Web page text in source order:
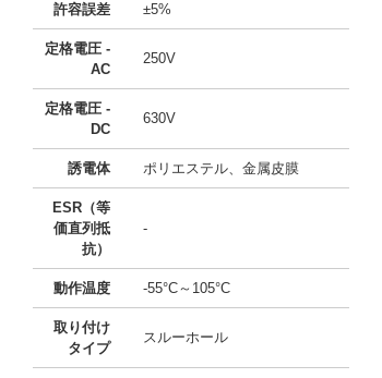
許容誤差 ±5%
定格電圧 -
AC
250V
定格電圧 -
DC
630V
誘電体 ポリエステル、金属皮膜
ESR（等
価直列抵
抗）
-
動作温度 -55°C～105°C
取り付け
タイプ
スルーホール